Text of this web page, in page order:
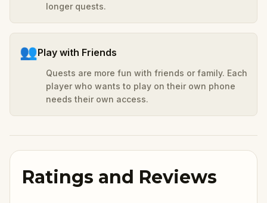
longer quests.
👥Play with Friends
Quests are more fun with friends or family. Each
player who wants to play on their own phone
needs their own access.
Ratings and Reviews